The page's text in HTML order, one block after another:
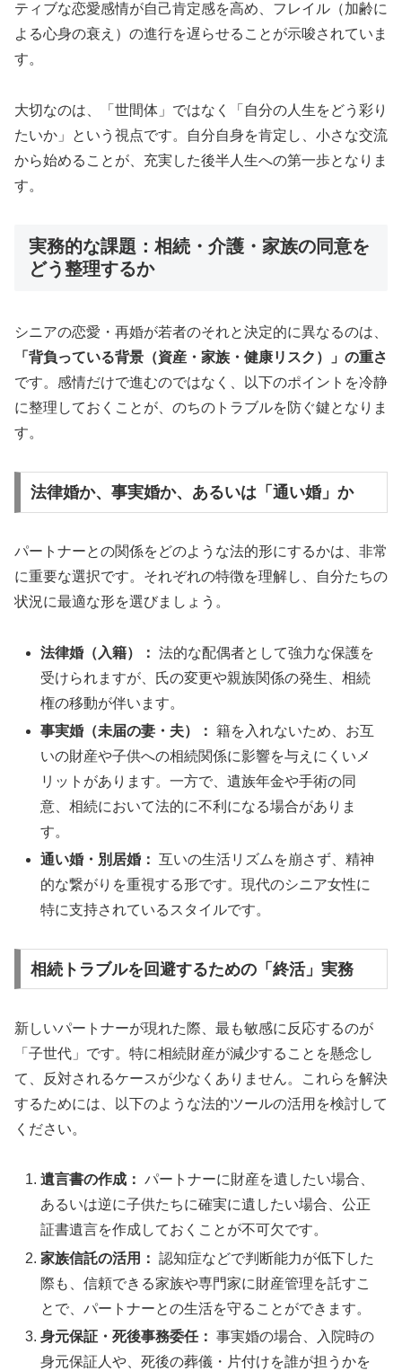
ティブな恋愛感情が自己肯定感を高め、フレイル（加齢に
よる心身の衰え）の進行を遅らせることが示唆されていま
す。
大切なのは、「世間体」ではなく「自分の人生をどう彩り
たいか」という視点です。自分自身を肯定し、小さな交流
から始めることが、充実した後半人生への第一歩となりま
す。
実務的な課題：相続・介護・家族の同意を
どう整理するか
シニアの恋愛・再婚が若者のそれと決定的に異なるのは、
「背負っている背景（資産・家族・健康リスク）」の重さ
です。感情だけで進むのではなく、以下のポイントを冷静
に整理しておくことが、のちのトラブルを防ぐ鍵となりま
す。
法律婚か、事実婚か、あるいは「通い婚」か
パートナーとの関係をどのような法的形にするかは、非常
に重要な選択です。それぞれの特徴を理解し、自分たちの
状況に最適な形を選びましょう。
法律婚（入籍）： 法的な配偶者として強力な保護を
受けられますが、氏の変更や親族関係の発生、相続
権の移動が伴います。
事実婚（未届の妻・夫）： 籍を入れないため、お互
いの財産や子供への相続関係に影響を与えにくいメ
リットがあります。一方で、遺族年金や手術の同
意、相続において法的に不利になる場合がありま
す。
通い婚・別居婚： 互いの生活リズムを崩さず、精神
的な繋がりを重視する形です。現代のシニア女性に
特に支持されているスタイルです。
相続トラブルを回避するための「終活」実務
新しいパートナーが現れた際、最も敏感に反応するのが
「子世代」です。特に相続財産が減少することを懸念し
て、反対されるケースが少なくありません。これらを解決
するためには、以下のような法的ツールの活用を検討して
ください。
遺言書の作成： パートナーに財産を遺したい場合、
あるいは逆に子供たちに確実に遺したい場合、公正
証書遺言を作成しておくことが不可欠です。
家族信託の活用： 認知症などで判断能力が低下した
際も、信頼できる家族や専門家に財産管理を託すこ
とで、パートナーとの生活を守ることができます。
身元保証・死後事務委任： 事実婚の場合、入院時の
身元保証人や、死後の葬儀・片付けを誰が担うかを